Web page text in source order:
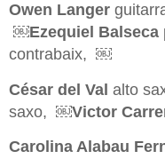
Owen Langer
￼Ezequiel Balseca
contrabaix, ￼
César del Val alto
saxo, ￼Victor
Carolina Alabau